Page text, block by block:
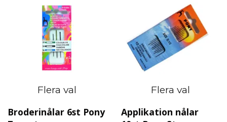
Flera val
Broderinålar 6st Pony
Flera val
Applikation nålar